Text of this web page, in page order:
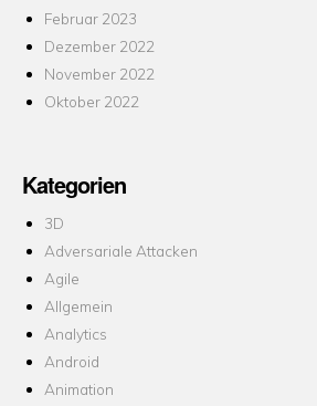
Februar 2023
Dezember 2022
November 2022
Oktober 2022
Kategorien
3D
Adversariale Attacken
Agile
Allgemein
Analytics
Android
Animation